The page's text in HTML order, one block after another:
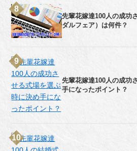
先輩花嫁達100人の成功
ダルフェア）は何件？
先輩花嫁達100人の成功
手になったポイント？